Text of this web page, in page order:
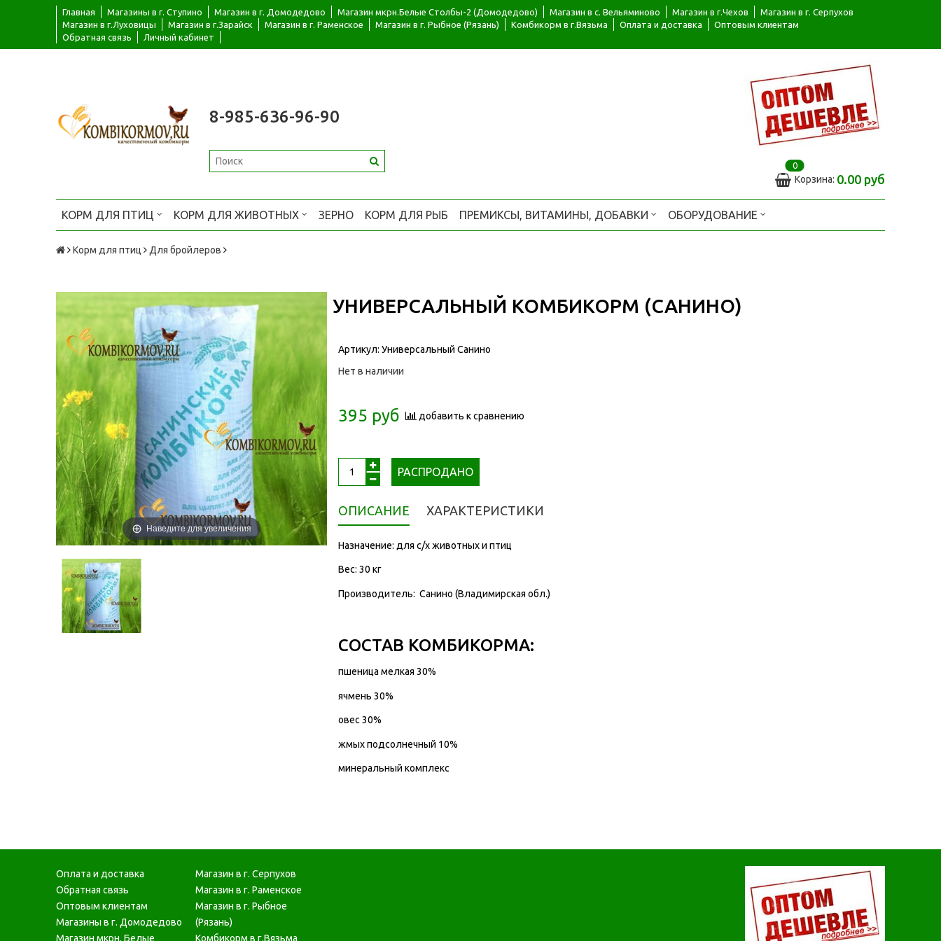
Главная Магазины в г. Ступино Магазин в г. Домодедово Магазин мкрн.Белые Столбы-2 (Домодедово) Магазин в с. Вельяминово Магазин в г.Чехов
Магазин в г. Серпухов
Магазин в г.Луховицы
Магазин в г.Зарайск Магазин в г. Раменское Магазин в г. Рыбное (Рязань) Комбикорм в г.Вязьма Оплата и доставка
Оптовым клиентам
Обратная связь
Личный кабинет
8-985-636-96-90
0
Корзина: 0.00 руб
КОРМ ДЛЯ ПТИЦ КОРМ ДЛЯ ЖИВОТНЫХ ЗЕРНО КОРМ ДЛЯ РЫБ ПРЕМИКСЫ, ВИТАМИНЫ, ДОБАВКИ ОБОРУДОВАНИЕ
Корм для птиц Для бройлеров
УНИВЕРСАЛЬНЫЙ КОМБИКОРМ (САНИНО)
Наведите для увеличения
Артикул: Универсальный Санино
Нет в наличии
395 руб добавить к сравнению
РАСПРОДАНО
ОПИСАНИЕ ХАРАКТЕРИСТИКИ
Назначение: для с/х животных и птиц
Вес: 30 кг
Производитель: Санино (Владимирская обл.)
СОСТАВ КОМБИКОРМА:
пшеница мелкая 30%
ячмень 30%
овес 30%
жмых подсолнечный 10%
минеральный комплекс
Оплата и доставка
Обратная связь
Оптовым клиентам
Магазины в г. Домодедово
Магазин мкрн. Белые
Магазин в г. Серпухов
Магазин в г. Раменское
Магазин в г. Рыбное
(Рязань)
Комбикорм в г.Вязьма